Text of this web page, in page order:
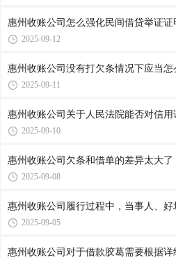
惠州收账公司​怎么强化民间借贷举证
2025-09-12
惠州收账公司​没有打欠条情况下应当怎
2025-09-11
惠州收账公司​关于人民法院能否对信用
2025-09-10
惠州收账公司​欠条和借单的差异太大
2025-09-08
惠州收账公司​履行过程中，当事人、
2025-09-05
惠州收账公司​对于借款胶葛需要根据详